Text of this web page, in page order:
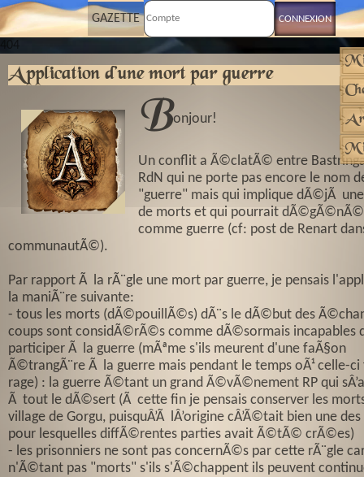
GAZETTE
404
Application d'une mort par guerre
Bonjour!
Un conflit a Ã©clatÃ© entre
RdN qui ne porte pas encore le nom
"guerre" mais qui implique dÃ©jÃ
de morts et qui pourrait
comme guerre (cf: post de Renart
communautÃ©).
Par rapport Ã la rÃ¨gle une mort par guerre, je pensais
la maniÃ¨re suivante:
- tous les morts (dÃ©pouillÃ©s) dÃ¨s le dÃ©but des
coups sont considÃ©rÃ©s comme dÃ©sormais incapables
participer Ã la guerre (mÃªme s'ils meurent d'une faÃ§on
Ã©trangÃ¨re Ã la guerre mais pendant le temps oÃ¹ celle-
rage) : la guerre Ã©tant un grand Ã©vÃ©nement RP qui
Ã tout le dÃ©sert (Ã cette fin je pensais conserver les
village de Gorgu, puisquÂ’Ã lÂ’origine cÂ’Ã©tait bien une
pour lesquelles diffÃ©rentes parties avait Ã©tÃ© crÃ©es)
- les prisonniers ne sont pas concernÃ©s par cette rÃ¨gle
n'Ã©tant pas "morts" s'ils s'Ã©chappent ils peuvent